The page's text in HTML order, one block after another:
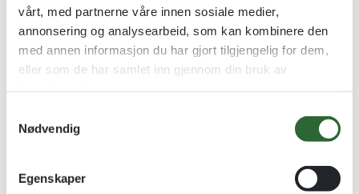
vårt, med partnerne våre innen sosiale medier,
annonsering og analysearbeid, som kan kombinere den
med annen informasjon du har gjort tilgjengelig for dem,
eller som de har samlet inn gjennom din bruk av
Nødvendig
Egenskaper
Se alternativer